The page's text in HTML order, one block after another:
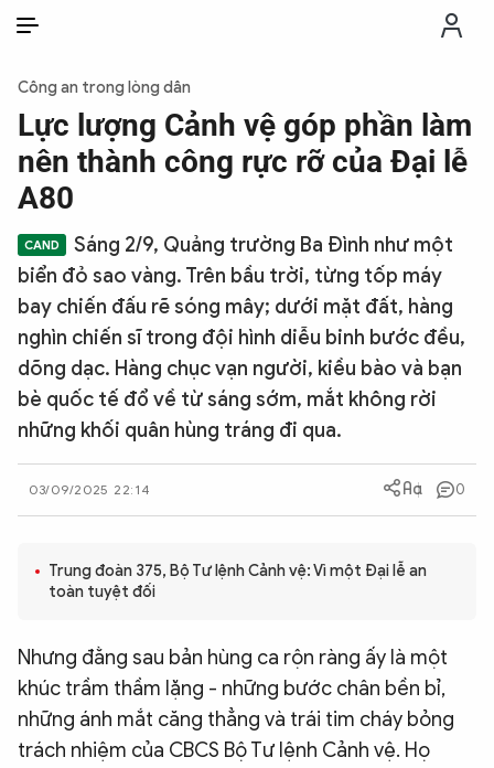
THỜI SỰ
CHỐNG DIỄN BIẾN HÒA BÌNH
CÔNG AN TRONG LÒNG DÂN
XÃ HỘI
PHÁP LUẬT
QUỐC TẾ
VĂN HÓA - THỂ THAO
BẠN ĐỌC & CAND
ĐA PHƯƠNG TIỆN
eMagazine
Podcast
Công an trong lòng dân
Lực lượng Cảnh vệ góp phần làm
nên thành công rực rỡ của Đại lễ
A80
Sáng 2/9, Quảng trường Ba Đình như một
biển đỏ sao vàng. Trên bầu trời, từng tốp máy
bay chiến đấu rẽ sóng mây; dưới mặt đất, hàng
nghìn chiến sĩ trong đội hình diễu binh bước đều,
dõng dạc. Hàng chục vạn người, kiều bào và bạn
bè quốc tế đổ về từ sáng sớm, mắt không rời
những khối quân hùng tráng đi qua.
03/09/2025 22:14 0
Trung đoàn 375, Bộ Tư lệnh Cảnh vệ: Vì một Đại lễ an
toàn tuyệt đối
Nhưng đằng sau bản hùng ca rộn ràng ấy là một
khúc trầm thầm lặng - những bước chân bền bỉ,
những ánh mắt căng thẳng và trái tim cháy bỏng
trách nhiệm của CBCS Bộ Tư lệnh Cảnh vệ. Họ